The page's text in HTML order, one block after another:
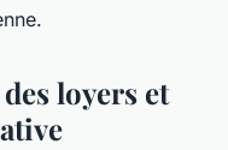
loyers et